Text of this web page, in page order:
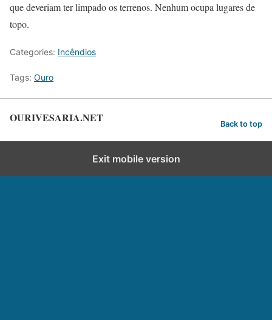
que deveriam ter limpado os terrenos. Nenhum ocupa lugares de
topo.
Categories: Incêndios
Tags: Ouro
OURIVESARIA.NET Back to top
Exit mobile version